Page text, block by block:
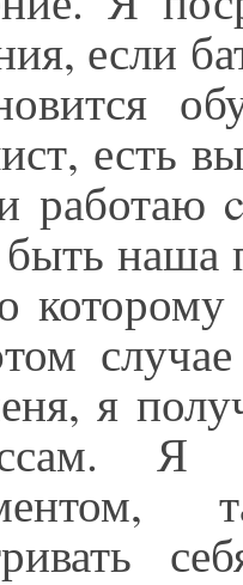
если
есть
работаю
наша
я
Я